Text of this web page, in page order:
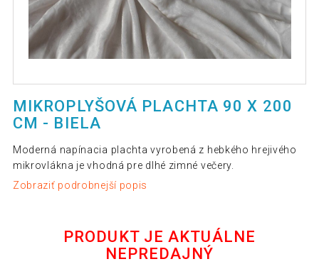
MIKROPLYŠOVÁ PLACHTA 90 X 200
CM - BIELA
Moderná napínacia plachta vyrobená z hebkého hrejivého
mikrovlákna je vhodná pre dlhé zimné večery.
Zobraziť podrobnejší popis
PRODUKT JE AKTUÁLNE
NEPREDAJNÝ